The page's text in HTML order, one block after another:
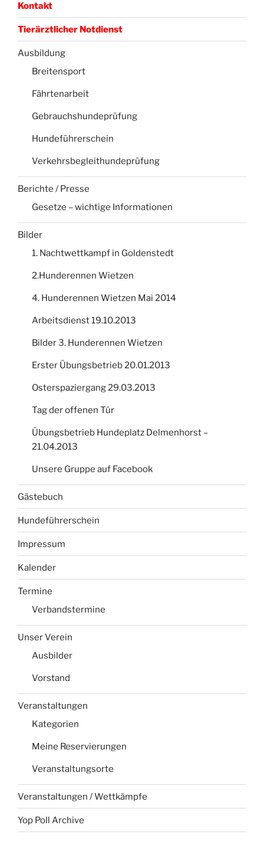
Kontakt
Tierärztlicher Notdienst
Ausbildung
Breitensport
Fährtenarbeit
Gebrauchshundeprüfung
Hundeführerschein
Verkehrsbegleithundeprüfung
Berichte / Presse
Gesetze – wichtige Informationen
Bilder
1. Nachtwettkampf in Goldenstedt
2.Hunderennen Wietzen
4. Hunderennen Wietzen Mai 2014
Arbeitsdienst 19.10.2013
Bilder 3. Hunderennen Wietzen
Erster Übungsbetrieb 20.01.2013
Osterspaziergang 29.03.2013
Tag der offenen Tür
Übungsbetrieb Hundeplatz Delmenhorst –
21.04.2013
Unsere Gruppe auf Facebook
Gästebuch
Hundeführerschein
Impressum
Kalender
Termine
Verbandstermine
Unser Verein
Ausbilder
Vorstand
Veranstaltungen
Kategorien
Meine Reservierungen
Veranstaltungsorte
Veranstaltungen / Wettkämpfe
Yop Poll Archive